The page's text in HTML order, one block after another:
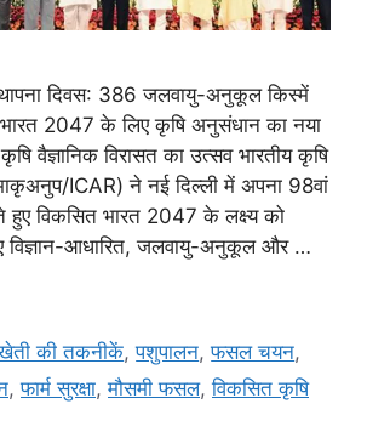
दिवस: 386 जलवायु-अनुकूल किस्में
2047 के लिए कृषि अनुसंधान का नया
वैज्ञानिक विरासत का उत्सव भारतीय कृषि
ICAR) ने नई दिल्ली में अपना 98वां
हुए विकसित भारत 2047 के लक्ष्य को
विज्ञान-आधारित, जलवायु-अनुकूल और …
की तकनीकें,पशुपालन,फसल चयन,
,फार्म सुरक्षा,मौसमी फसल,विकसित कृषि